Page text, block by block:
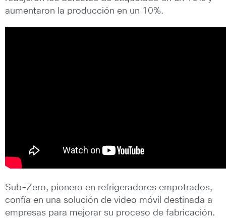
aumentaron la producción en un 10%.
Sub-Zero, pionero en refrigeradores empotrados,
confía en una solución de video móvil destinada a
empresas para mejorar su proceso de fabricación.